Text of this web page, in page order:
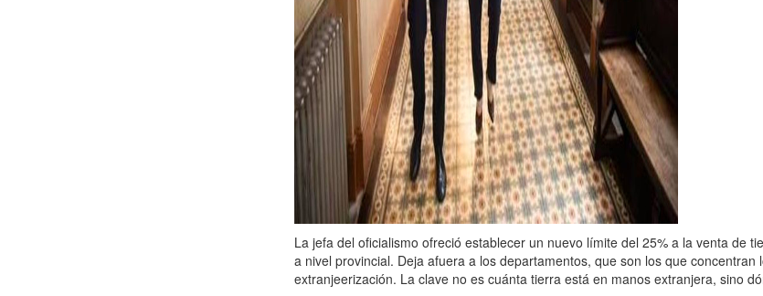
La jefa del oficialismo ofreció establecer un nuevo límite del 25% a la venta de
a nivel provincial. Deja afuera a los departamentos, que son los que concentran
extranjeerización. La clave no es cuánta tierra está en manos extranjera, sino